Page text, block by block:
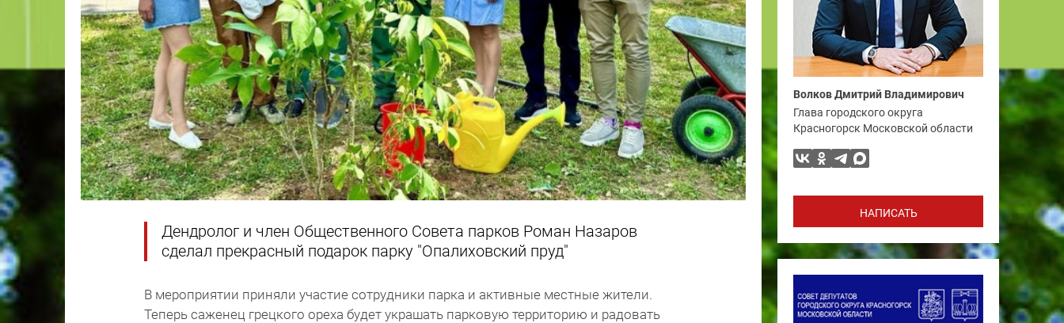
Дендролог и член Общественного Совета парков Роман Назаров
сделал прекрасный подарок парку "Опалиховский пруд"
В мероприятии приняли участие сотрудники парка и активные местные жители.
Теперь саженец грецкого ореха будет украшать парковую территорию и радовать
Волков Дмитрий Владимирович
Глава городского округа
Красногорск Московской области
НАПИСАТЬ